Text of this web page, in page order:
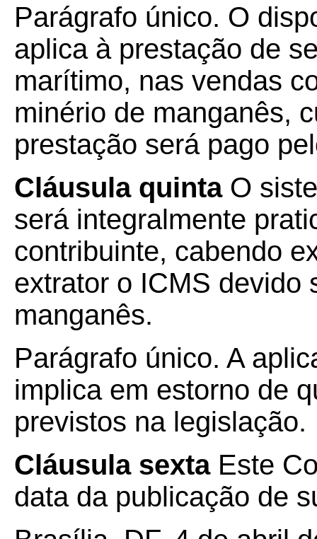
Parágrafo único. O
aplica à prestação de
marítimo, nas vendas
minério de manganês,
prestação será pago
Cláusula quinta O
será integralmente
contribuinte, cabendo
extrator o ICMS devido
manganês.
Parágrafo único. A
implica em estorno de
previstos na legislação.
Cláusula sexta Este
data da publicação de